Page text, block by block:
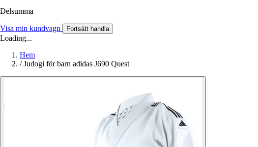
Delsumma
Visa min kundvagn Fortsätt handla
Loading...
Hem
/ Judogi för barn adidas J690 Quest